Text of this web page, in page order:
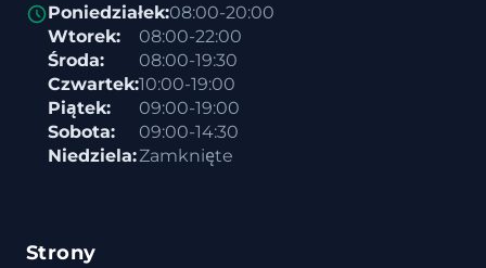
Poniedziałek:08:00-20:00
Wtorek:
08:00-22:00
Środa:
08:00-19:30
Czwartek:10:00-19:00
Piątek:
09:00-19:00
Sobota:
09:00-14:30
Niedziela:Zamknięte
Strony